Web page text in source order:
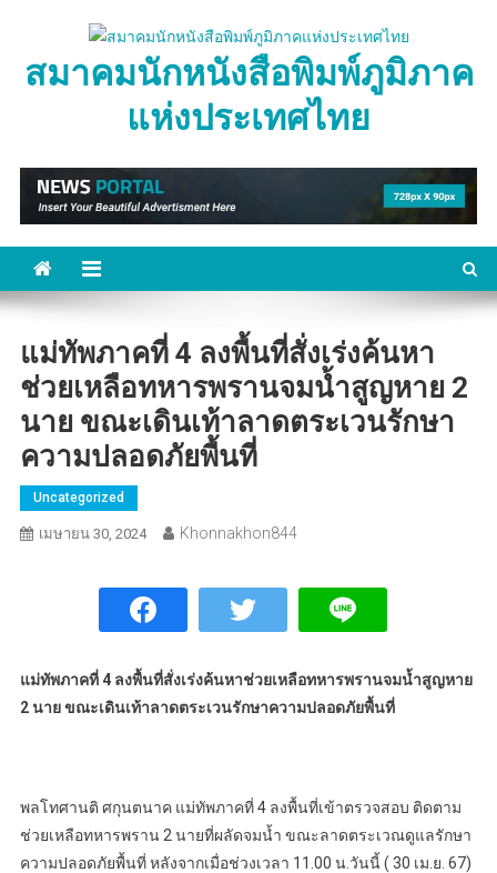
contentสมาคมนักหนังสือพิมพ์ภูมิภาค
แห่งประเทศไทย
แม่ทัพภาคที่ 4 ลงพื้นที่สั่งเร่งค้นหา
ช่วยเหลือทหารพรานจมน้ำสูญหาย 2
นาย ขณะเดินเท้าลาดตระเวนรักษา
ความปลอดภัยพื้นที่
Uncategorized
เมษายน 30, 2024 Khonnakhon844
แม่ทัพภาคที่ 4 ลงพื้นที่สั่งเร่งค้นหาช่วยเหลือทหารพรานจมน้ำสูญหาย
2 นาย ขณะเดินเท้าลาดตระเวนรักษาความปลอดภัยพื้นที่
พลโทศานติ ศกุนตนาค แม่ทัพภาคที่ 4 ลงพื้นที่เข้าตรวจสอบ ติดตาม
ช่วยเหลือทหารพราน 2 นายที่ผลัดจมน้ำ ขณะลาดตระเวณดูแลรักษา
ความปลอดภัยพื้นที่ หลังจากเมื่อช่วงเวลา 11.00 น.วันนี้ ( 30 เม.ย. 67)